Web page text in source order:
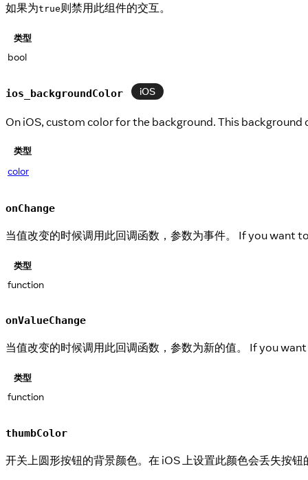
如果为true 则禁用此组件的交互。
类型
bool
ios_backgroundColor iOS
On iOS, custom color for the background. This
类型
color
onChange
当值改变的时候调用此回调函数，参数为事件。 If you want
类型
function
onValueChange
当值改变的时候调用此回调函数，参数为新的值。 If you
类型
function
thumbColor
开关上圆形按钮的背景颜色。在 iOS 上设置此颜色会丢失按钮